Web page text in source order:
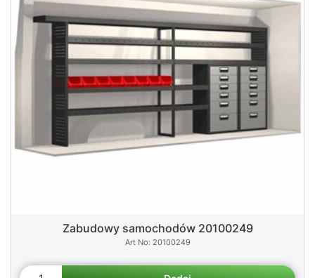
Zabudowy samochodów 20100249
20100249